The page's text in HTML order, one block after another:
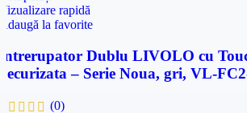
rapidă
la favorite
Dublu LIVOLO cu
– Serie Noua, gri, VL-
(0)